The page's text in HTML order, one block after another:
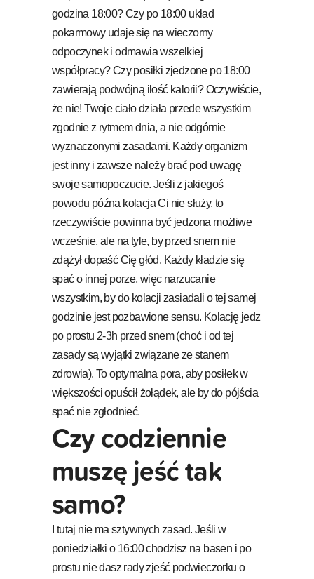
godzina 18:00? Czy po 18:00 układ
pokarmowy udaje się na wieczorny
odpoczynek i odmawia wszelkiej
współpracy? Czy posiłki zjedzone po 18:00
zawierają podwójną ilość kalorii? Oczywiście,
że nie! Twoje ciało działa przede wszystkim
zgodnie z rytmem dnia, a nie odgórnie
wyznaczonymi zasadami. Każdy organizm
jest inny i zawsze należy brać pod uwagę
swoje samopoczucie. Jeśli z jakiegoś
powodu późna kolacja Ci nie służy, to
rzeczywiście powinna być jedzona możliwe
wcześnie, ale na tyle, by przed snem nie
zdążył dopaść Cię głód. Każdy kładzie się
spać o innej porze, więc narzucanie
wszystkim, by do kolacji zasiadali o tej samej
godzinie jest pozbawione sensu. Kolację jedz
po prostu 2-3h przed snem (choć i od tej
zasady są wyjątki związane ze stanem
zdrowia). To optymalna pora, aby posiłek w
większości opuścił żołądek, ale by do pójścia
spać nie zgłodnieć.
Czy codziennie
muszę jeść tak
samo?
I tutaj nie ma sztywnych zasad. Jeśli w
poniedziałki o 16:00 chodzisz na basen i po
prostu nie dasz rady zjeść podwieczorku o